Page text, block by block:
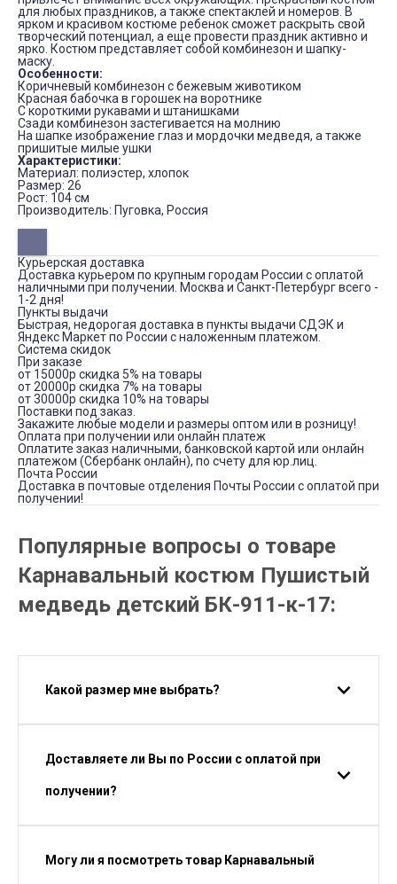
для любых праздников, а также спектаклей и номеров. В
ярком и красивом костюме ребенок сможет раскрыть свой
творческий потенциал, а еще провести праздник активно и
ярко. Костюм представляет собой комбинезон и шапку-
маску.
Особенности:
Коричневый комбинезон с бежевым животиком
Красная бабочка в горошек на воротнике
С короткими рукавами и штанишками
Сзади комбинезон застегивается на молнию
На шапке изображение глаз и мордочки медведя, а также
пришитые милые ушки
Характеристики:
Материал: полиэстер, хлопок
Размер: 26
Рост: 104 см
Производитель: Пуговка, Россия
Курьерская доставка
Доставка курьером по крупным городам России с оплатой
наличными при получении. Москва и Санкт-Петербург всего -
1-2 дня!
Пункты выдачи
Быстрая, недорогая доставка в пункты выдачи СДЭК и
Яндекс Маркет по России с наложенным платежом.
Система скидок
При заказе
от 15000р скидка 5% на товары
от 20000р скидка 7% на товары
от 30000р скидка 10% на товары
Поставки под заказ.
Закажите любые модели и размеры оптом или в розницу!
Оплата при получении или онлайн платеж
Оплатите заказ наличными, банковской картой или онлайн
платежом (Сбербанк онлайн), по счету для юр.лиц.
Почта России
Доставка в почтовые отделения Почты России с оплатой при
получении!
Популярные вопросы о товаре
Карнавальный костюм Пушистый
медведь детский БК-911-к-17:
Какой размер мне выбрать?
Доставляете ли Вы по России с оплатой при
получении?
Могу ли я посмотреть товар Карнавальный